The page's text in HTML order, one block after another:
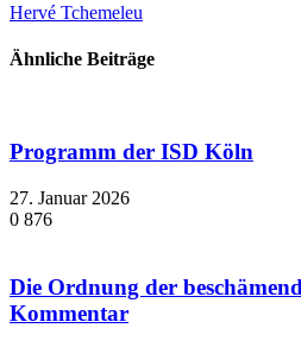
Hervé Tchemeleu
Ähnliche Beiträge
Programm der ISD Köln
27. Januar 2026
0 876
Die Ordnung der
Kommentar